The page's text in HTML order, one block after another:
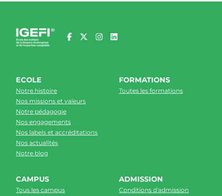
ECOLE
Notre histoire
Nos missions et valeurs
Notre pédagogie
Nos engagements
Nos labels et accréditations
Nos actualités
Notre blog
FORMATIONS
Toutes les formations
CAMPUS
Tous les campus
ADMISSION
Conditions d'admission